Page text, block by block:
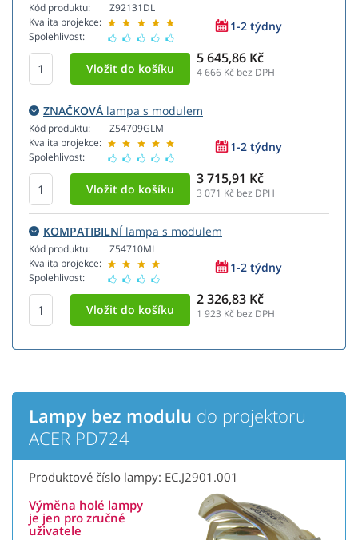
Kód produktu:
Kvalita projekce:
Spolehlivost:
Z92131DL
1-2 týdny
5 645,86 Kč
4 666 Kč bez DPH
ZNAČKOVÁ lampa s modulem
Kód produktu:
Kvalita projekce:
Spolehlivost:
Z54709GLM
1-2 týdny
3 715,91 Kč
3 071 Kč bez DPH
KOMPATIBILNÍlampa s modulem
Kód produktu:
Kvalita projekce:
Spolehlivost:
Z54710ML
1-2 týdny
2 326,83 Kč
1 923 Kč bez DPH
Lampy bez modulu do projektoru
ACER PD724
Produktové číslo lampy: EC.J2901.001
Výměna holé lampy
je jen pro zručné
uživatele